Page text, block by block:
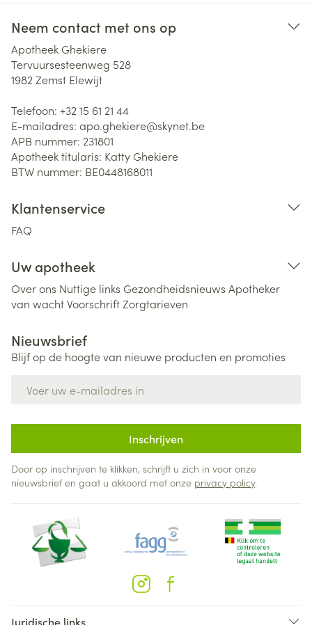
Neem contact met ons op
Apotheek Ghekiere
Tervuursesteenweg 528
1982 Zemst Elewijt
Telefoon: +32 15 61 21 44
E-mailadres: apo.ghekiere@skynet.be
APB nummer: 231801
Apotheek titularis: Katty Ghekiere
BTW nummer: BE0448168011
Klantenservice
FAQ
Uw apotheek
Over ons Nuttige links Gezondheidsnieuws Apotheker
van wachtVoorschriftZorgtarieven
Nieuwsbrief
Blijf op de hoogte van nieuwe producten en promoties
Inschrijven
Door op inschrijven te klikken, schrijft u zich in voor onze
nieuwsbrief en gaat u akkoord met onze privacy policy.
Juridische links